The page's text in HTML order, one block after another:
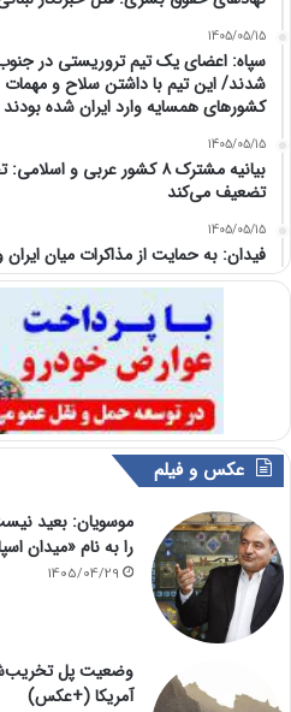
1405/05/15
سپاه: اعضای یک تیم تروریستی در
شدند/ این تیم با داشتن سلاح و مهمات
کشورهای همسایه وارد ایران شده بودند
1405/05/15
بیانیه مشترک ۸ کشور عربی و
تضعیف می‌کند
1405/05/15
فیدان: به حمایت از مذاکرات میان ایران
عکس و فیلم
موسویان: بعید
را به نام «میدان
1405/04/29
وضعیت پل
آمریکا (+عکس)